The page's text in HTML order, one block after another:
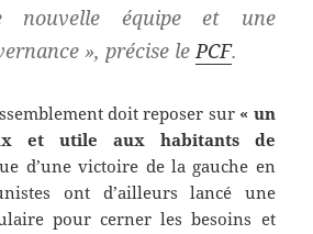
nouvelle équipe et une
», précise lePCF.
doit reposer sur « un
et utile aux habitants de
d’une victoire de la gauche en
ont d’ailleurs lancé une
pour cerner les besoins et